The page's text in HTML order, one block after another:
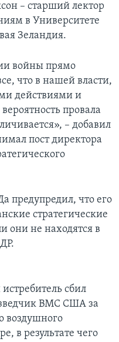
– старший лектор
в Университете
Зеландия.
войны прямо
что в нашей власти,
действиями и
провала
– добавил
пост директора
предупредил, что его
стратегические
они не находятся в
сбил
ВМС США за
воздушного
в результате чего